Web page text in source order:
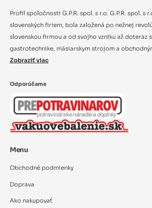
Profil spoločnosti G.P.R. spol. s r.o. G.P.R. spol. s
slovenských firiem, bola založená po nežnej
slovenskou firmou a od svojho vzniku až doteraz
gastrotechnike, mäsiarskym strojom a
Zobraziť viac
Odporúčame
Menu
Obchodné podmienky
Doprava
Ako nakupovať